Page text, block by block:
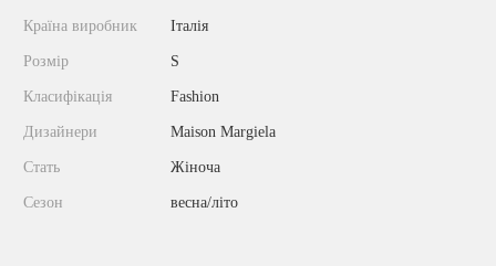
Країна виробник Італія
Розмір S
Класифікація Fashion
Дизайнери Maison Margiela
Стать Жіноча
Сезон весна/літо